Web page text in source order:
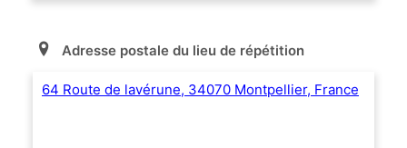
Adresse postale du lieu de répétition
64 Route de lavérune, 34070 Montpellier, France